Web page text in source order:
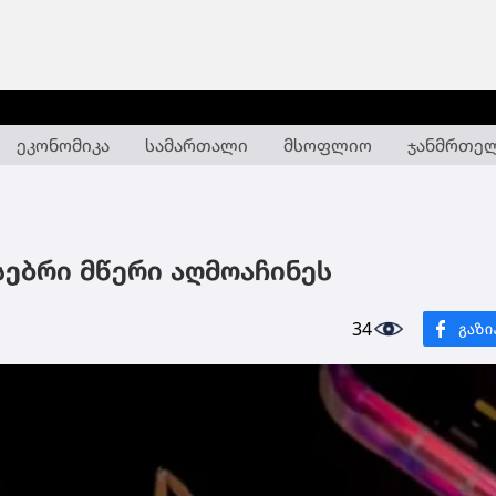
ეკონომიკა სამართალი მსოფლიო
მწერი აღმოაჩინეს
34